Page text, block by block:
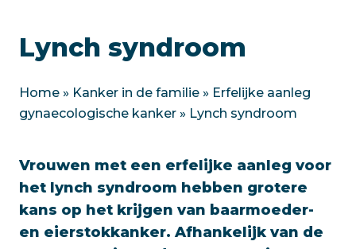
Lynch syndroom
Home » Kanker in de familie » Erfelijke aanleg
gynaecologische kanker » Lynch syndroom
Vrouwen met een erfelijke aanleg voor
het lynch syndroom hebben grotere
kans op het krijgen van baarmoeder-
en eierstokkanker. Afhankelijk van de